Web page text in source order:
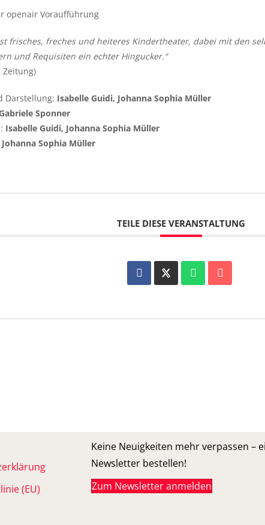
openair Voraufführung
frisches, freches und heiteres Kindertheater, dabei mit den
und Requisiten ein echter Hingucker.“
Zeitung)
Darstellung: Isabelle Guidi, Johanna Sophia Müller
Gabriele Sponner
Isabelle Guidi, Johanna Sophia Müller
Johanna Sophia Müller
TEILE DIESE VERANSTALTUNG
(EU)
Keine Neuigkeiten mehr verpassen –
Newsletter bestellen!
Zum Newsletter anmelden